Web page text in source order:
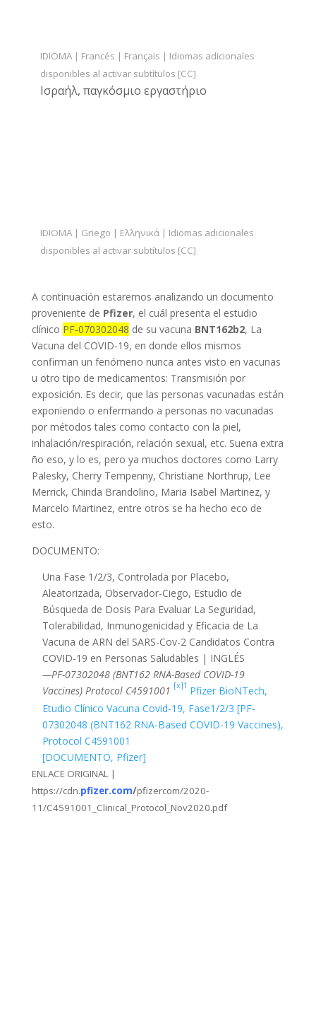
IDIOMA | Francés | Français | Idiomas adicionales
disponibles al activar subtítulos [CC]
Ισραήλ, παγκόσμιο εργαστήριο
IDIOMA | Griego | Ελληνικά | Idiomas adicionales
disponibles al activar subtítulos [CC]
A continuación estaremos analizando un documento
proveniente de Pfizer, el cuál presenta el estudio
clínico PF-070302048 de su vacuna BNT162b2, La
Vacuna del COVID-19, en donde ellos mismos
confirman un fenómeno nunca antes visto en vacunas
u otro tipo de medicamentos: Transmisión por
exposición. Es decir, que las personas vacunadas están
exponiendo o enfermando a personas no vacunadas
por métodos tales como contacto con la piel,
inhalación/respiración, relación sexual, etc. Suena extra
ño eso, y lo es, pero ya muchos doctores como Larry
Palesky, Cherry Tempenny, Christiane Northrup, Lee
Merrick, Chinda Brandolino, Maria Isabel Martinez, y
Marcelo Martinez, entre otros se ha hecho eco de
esto.
DOCUMENTO:
Una Fase 1/2/3, Controlada por Placebo,
Aleatorizada, Observador-Ciego, Estudio de
Búsqueda de Dosis Para Evaluar La Seguridad,
Tolerabilidad, Inmunogenicidad y Eficacia de La
Vacuna de ARN del SARS-Cov-2 Candidatos Contra
COVID-19 en Personas Saludables | INGLÉS
—PF-07302048 (BNT162 RNA-Based COVID-19
Vaccines) Protocol C4591001 [x]1 Pfizer BioNTech,
Etudio Clínico Vacuna Covid-19, Fase1/2/3 [PF-
07302048 (BNT162 RNA-Based COVID-19 Vaccines),
Protocol C4591001
[DOCUMENTO, Pfizer]
ENLACE ORIGINAL |
https://cdn.pfizer.com/pfizercom/2020-
11/C4591001_Clinical_Protocol_Nov2020.pdf